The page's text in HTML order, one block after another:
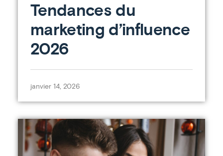
Tendances du
marketing d’influence
2026
janvier 14, 2026